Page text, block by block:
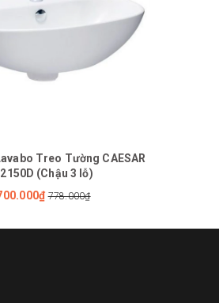
Treo Tường CAESAR
(Chậu 3 lỗ)
778.000₫